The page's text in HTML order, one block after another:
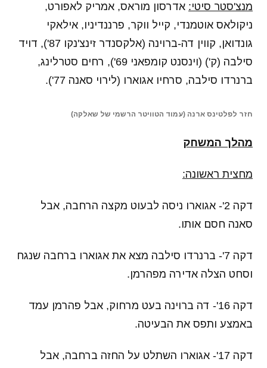
מנצ'סטר סיטי: אדרסון מוראס, אמריק לאפורט,
ניקולאס אוטמנדי, קייל ווקר, פרננדיניו, אילאקי
גונדואן, קווין דה-ברוינה (אלקסנדר זינצ'נקו 87'), דויד
סילבה (ק') (וינסנט קומפאני 69'), רחים סטרלינג,
ברנרדו סילבה, סרחיו אגוארו (לירוי סאנה 77').
חזר לפלטינס ארנה (עמוד הטוויטר הרשמי של שאלקה)
מהלך המשחק
מחצית ראשונה:
דקה 2'- אגוארו ניסה לבעוט מקצה הרחבה, אבל
סאנה חסם אותו.
דקה 7'- ברנרדו סילבה מצא את אגוארו ברחבה שנגח
וסחט הצלה אדירה מפהרמן.
דקה 16'- דה ברוינה בעט מרחוק, אבל פהרמן עמד
באמצע ותפס את הבעיטה.
דקה 17'- אגוארו השתלט על החזה ברחבה, אבל